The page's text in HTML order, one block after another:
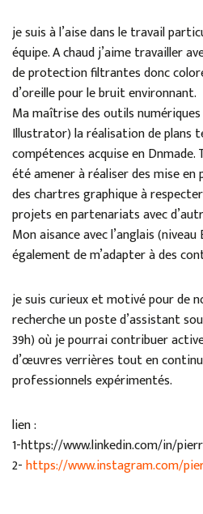
je suis à l’aise dans le travail
équipe. A chaud j’aime travailler
de protection filtrantes donc
d’oreille pour le bruit environnant.
Ma maîtrise des outils
Illustrator) la réalisation de plans
compétences acquise en
été amener à réaliser des mise
des chartres graphique à
projets en partenariats avec
Mon aisance avec l’anglais
également de m’adapter à des
je suis curieux et motivé pour de
recherche un poste d’assistant
39h) où je pourrai contribuer
d’œuvres verrières tout en
professionnels expérimentés.
lien :
1-https://www.linkedin.com/in/
2-https://www.instagram.com/